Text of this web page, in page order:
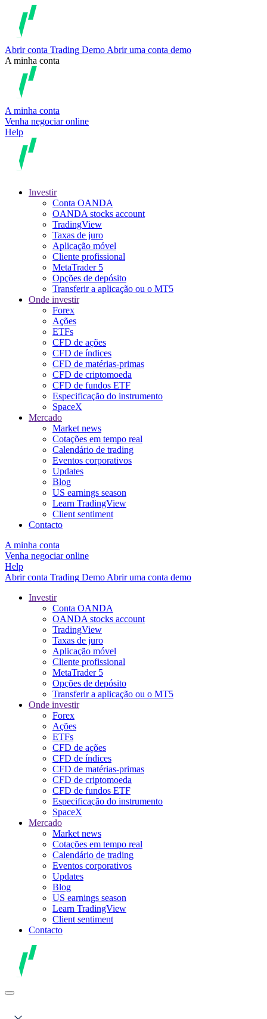
Abrir conta Trading Demo Abrir uma conta demo
A minha conta
A minha conta
Venha negociar online
Help
Investir
Conta OANDA
OANDA stocks account
TradingView
Taxas de juro
Aplicação móvel
Cliente profissional
MetaTrader 5
Opções de depósito
Transferir a aplicação ou o MT5
Onde investir
Forex
Ações
ETFs
CFD de ações
CFD de índices
CFD de matérias-primas
CFD de criptomoeda
CFD de fundos ETF
Especificação do instrumento
SpaceX
Mercado
Market news
Cotações em tempo real
Calendário de trading
Eventos corporativos
Updates
Blog
US earnings season
Learn TradingView
Client sentiment
Contacto
A minha conta
Venha negociar online
Help
Abrir conta Trading Demo Abrir uma conta demo
Investir
Conta OANDA
OANDA stocks account
TradingView
Taxas de juro
Aplicação móvel
Cliente profissional
MetaTrader 5
Opções de depósito
Transferir a aplicação ou o MT5
Onde investir
Forex
Ações
ETFs
CFD de ações
CFD de índices
CFD de matérias-primas
CFD de criptomoeda
CFD de fundos ETF
Especificação do instrumento
SpaceX
Mercado
Market news
Cotações em tempo real
Calendário de trading
Eventos corporativos
Updates
Blog
US earnings season
Learn TradingView
Client sentiment
Contacto